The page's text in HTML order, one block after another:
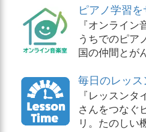
ピアノ学習を
『オンライ
うちでのピア
国の仲間とが
毎日のレッス
『レッスン
さんをつなぐ
リ。たのしい